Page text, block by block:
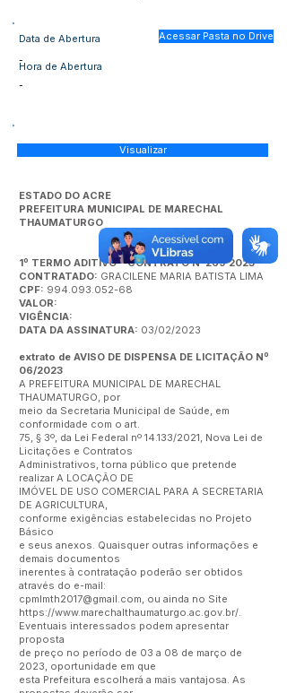
Data de Abertura
-Hora de Abertura
-
Acessar Pasta no Drive
Visualizar
ESTADO DO ACRE
PREFEITURA MUNICIPAL DE MARECHAL
THAUMATURGO
1º TERMO ADITIVO - CONTRATO Nº269 2023
CONTRATADO: GRACILENE MARIA BATISTA LIMA
CPF: 994.093.052-68
VALOR:
VIGÊNCIA:
DATA DA ASSINATURA: 03/02/2023
extrato de AVISO DE DISPENSA DE LICITAÇÃO Nº
06/2023
A PREFEITURA MUNICIPAL DE MARECHAL
THAUMATURGO, por
meio da Secretaria Municipal de Saúde, em
conformidade com o art.
75, § 3º, da Lei Federal nº 14.133/2021, Nova Lei de
Licitações e Contratos
Administrativos, torna público que pretende
realizar A LOCAÇÃO DE
IMÓVEL DE USO COMERCIAL PARA A SECRETARIA
DE AGRICULTURA,
conforme exigências estabelecidas no Projeto
Básico
e seus anexos. Quaisquer outras informações e
demais documentos
inerentes à contratação poderão ser obtidos
através do e-mail:
cpmlmth2017@gmail.com, ou ainda no Site
https://www.marechalthaumaturgo.ac.gov.br/.
Eventuais interessados podem apresentar
proposta
de preço no período de 03 a 08 de março de
2023, oportunidade em que
esta Prefeitura escolherá a mais vantajosa. As